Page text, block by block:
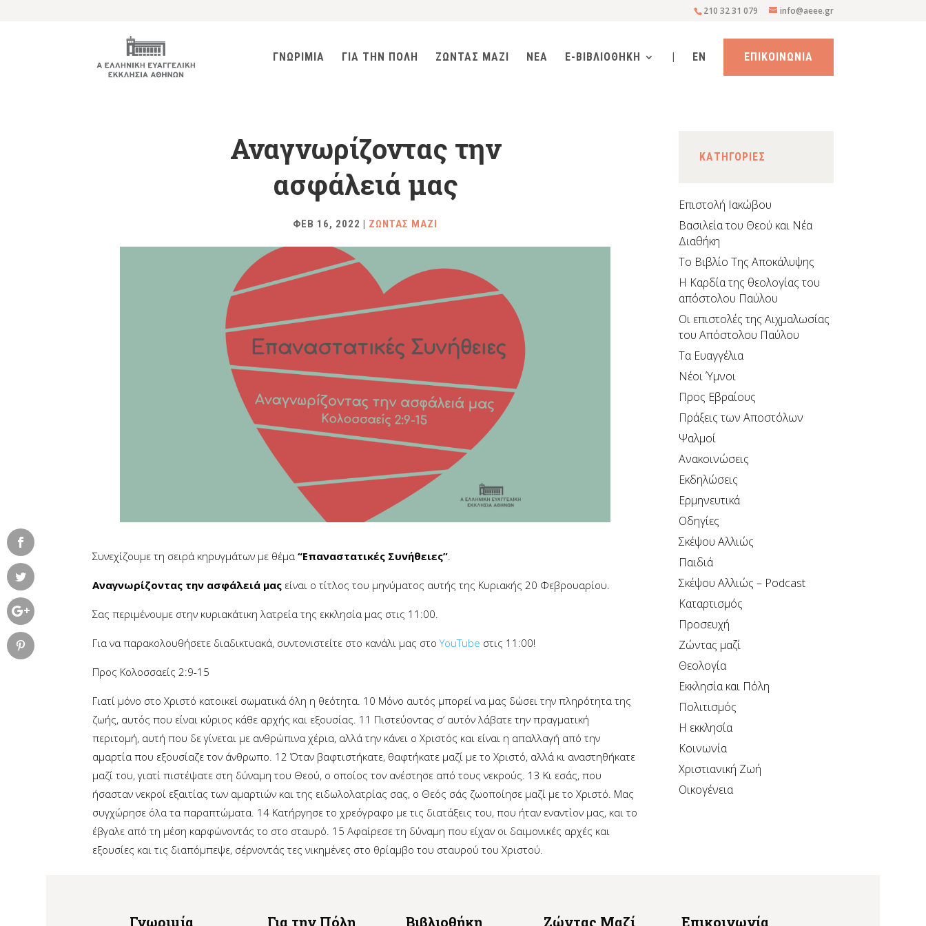
210 32 31 079 info@aeee.gr
ΓΝΩΡΙΜΙΑ ΓΙΑ ΤΗΝ ΠΟΛΗ ΖΩΝΤΑΣ ΜΑΖΙ ΝΕΑ E-ΒΙΒΛΙΟΘΗΚΗ | EN ΕΠΙΚΟΙΝΩΝΙΑ
Αναγνωρίζοντας την
ασφάλειά μας
ΦΕΒ 16, 2022 | ΖΩΝΤΑΣ ΜΑΖΙ
Συνεχίζουμε τη σειρά κηρυγμάτων με θέμα“Επαναστατικές Συνήθειες”.
Αναγνωρίζοντας την ασφάλειά μας είναι ο τίτλος του μηνύματος αυτής της Κυριακής 20 Φεβρουαρίου.
Σας περιμένουμε στην κυριακάτικη λατρεία της εκκλησία μας στις 11:00.
Για να παρακολουθήσετε διαδικτυακά, συντονιστείτε στο κανάλι μας στοYouTube στις 11:00!
Προς Κολοσσαείς 2:9-15
Γιατί μόνο στο Χριστό κατοικεί σωματικά όλη η θεότητα. 10 Μόνο αυτός μπορεί να μας δώσει την πληρότητα της
ζωής, αυτός που είναι κύριος κάθε αρχής και εξουσίας. 11 Πιστεύοντας σ’ αυτόν λάβατε την πραγματική
περιτομή, αυτή που δε γίνεται με ανθρώπινα χέρια, αλλά την κάνει ο Χριστός και είναι η απαλλαγή από την
αμαρτία που εξουσίαζε τον άνθρωπο. 12Όταν βαφτιστήκατε, θαφτήκατε μαζί με το Χριστό, αλλά κι αναστηθήκατε
μαζί του, γιατί πιστέψατε στη δύναμη του Θεού, ο οποίος τον ανέστησε από τους νεκρούς. 13 Κι εσάς, που
ήσασταν νεκροί εξαιτίας των αμαρτιών και της ειδωλολατρίας σας, ο Θεός σάς ζωοποίησε μαζί με το Χριστό. Μας
συγχώρησε όλα τα παραπτώματα. 14 Κατήργησε το χρεόγραφο με τις διατάξεις του, που ήταν εναντίον μας, και το
έβγαλε από τη μέση καρφώνοντάς το στο σταυρό. 15Αφαίρεσε τη δύναμη που είχαν οι δαιμονικές αρχές και
εξουσίες και τις διαπόμπεψε, σέρνοντάς τες νικημένες στο θρίαμβο του σταυρού του Χριστού.
KΑΤΗΓΟΡΙΕΣ
Επιστολή Ιακώβου
Βασιλεία του Θεού και Νέα
Διαθήκη
Το Βιβλίο Της Αποκάλυψης
H Καρδία της θεολογίας του
απόστολου Παύλου
Οι επιστολές της Αιχμαλωσίας
του Απόστολου Παύλου
Τα Ευαγγέλια
Νέοι Ύμνοι
Προς Εβραίους
Πράξεις των Αποστόλων
Ψαλμοί
Ανακοινώσεις
Εκδηλώσεις
Ερμηνευτικά
Οδηγίες
Σκέψου Αλλιώς
Παιδιά
Σκέψου Αλλιώς – Podcast
Καταρτισμός
Προσευχή
Ζώντας μαζί
Θεολογία
Εκκλησία και Πόλη
Πολιτισμός
Η εκκλησία
Κοινωνία
Χριστιανική Ζωή
Οικογένεια
Γνωριμία Για την Πόλη Βιβλιοθήκη Ζώντας Μαζί Επικοινωνία